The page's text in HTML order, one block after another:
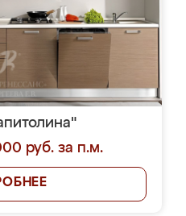
руб. за п.м.